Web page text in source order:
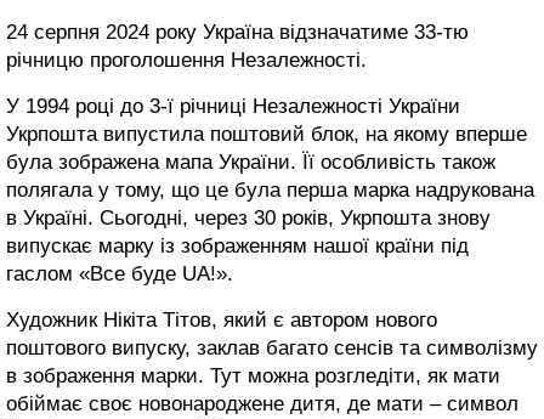
24 серпня 2024 року Україна відзначатиме 33-тю
річницю проголошення Незалежності.
У 1994 році до 3-ї річниці Незалежності України
Укрпошта випустила поштовий блок, на якому вперше
була зображена мапа України. Її особливість також
полягала у тому, що це була перша марка надрукована
в Україні. Сьогодні, через 30 років, Укрпошта знову
випускає марку із зображенням нашої країни під
гаслом «Все буде UA!».
Художник Нікіта Тітов, який є автором нового
поштового випуску, заклав багато сенсів та символізму
в зображення марки. Тут можна розгледіти, як мати
обіймає своє новонароджене дитя, де мати – символ